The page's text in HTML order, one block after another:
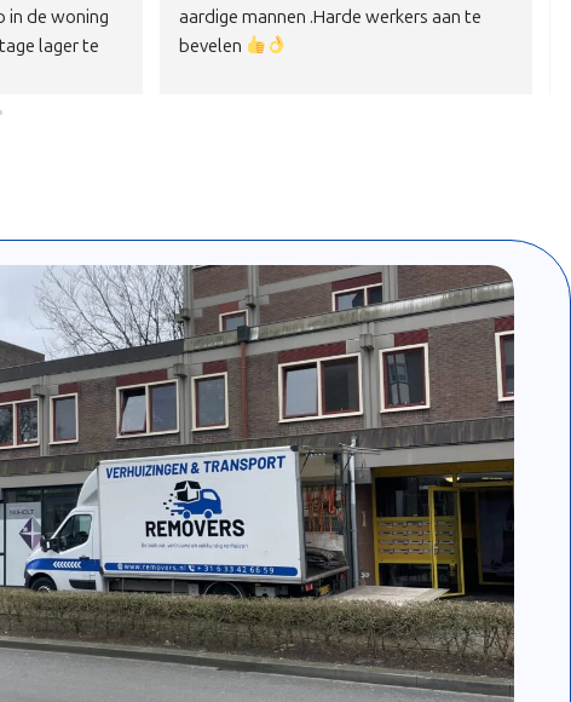
in de woning
lager te
zij ons
in de
dozen kunnen
voor jullie
aardige mannen .Harde werkers aan te
bevelen